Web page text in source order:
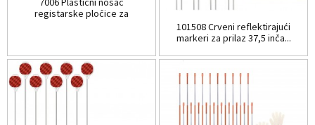
registarske pločice za
101508 Crveni reflektirajući
markeri za prilaz 37,5 inča...